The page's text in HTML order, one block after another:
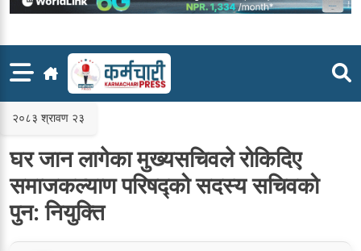
२०८३ श्रावण २३
घर जान लागेका मुख्यसचिवले रोकिदिए
समाजकल्याण परिषद्को सदस्य सचिवको
पुन: नियुक्ति